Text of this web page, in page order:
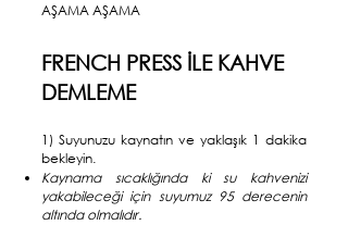
AŞAMA AŞAMA
FRENCH PRESS İLE KAHVE
DEMLEME
1) Suyunuzu kaynatın ve yaklaşık 1 dakika
bekleyin.
Kaynama sıcaklığında ki su kahvenizi
yakabileceği için suyumuz 95 derecenin
altında olmalıdır.